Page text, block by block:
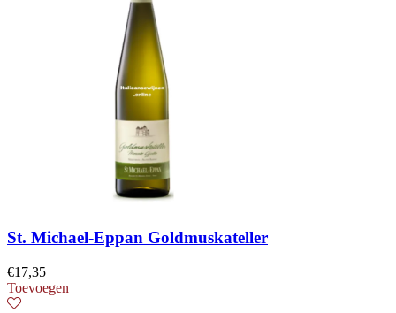
St. Michael-Eppan Goldmuskateller
€17,35
Toevoegen